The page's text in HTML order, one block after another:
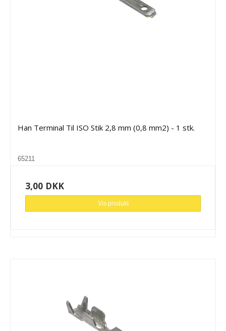
Han Terminal Til ISO Stik 2,8 mm (0,8 mm2) - 1 stk.
65211
3,00 DKK
Vis produkt